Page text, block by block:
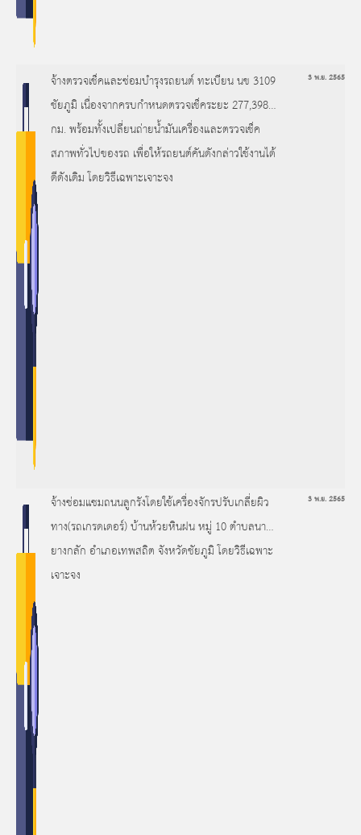
จ้างตรวจเช็คและซ่อมบำรุงรถยนต์ ทะเบียน นข 3109
ชัยภูมิ เนื่องจากครบกำหนดตรวจเช็คระยะ 277,398
กม. พร้อมทั้งเปลี่ยนถ่ายน้ำมันเครื่องและตรวจเช็ค
สภาพทั่วไปของรถ เพื่อให้รถยนต์คันดังกล่าวใช้งานได้
ดีดังเดิม โดยวิธีเฉพาะเจาะจง
3 พ.ย. 2565
จ้างซ่อมแซมถนนลูกรังโดยใช้เครื่องจักรปรับเกลี่ยผิว
ทาง(รถเกรดเดอร์) บ้านห้วยหินฝน หมู่ 10 ตำบลนา
ยางกลัก อำเภอเทพสถิต จังหวัดชัยภูมิ โดยวิธีเฉพาะ
เจาะจง
3 พ.ย. 2565